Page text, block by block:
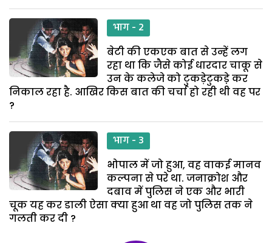
भाग - 2
बेटी की एकएक बात से उन्हें लग
रहा था कि जैसे कोई धारदार चाकू से
उन के कलेजे को टुकड़ेटुकडे़ कर
निकाल रहा है. आखिर किस बात की चर्चा हो रही थी वह पर
?
भाग - 3
भोपाल में जो हुआ, वह वाकई मानव
कल्पना से परे था. जनाक्रोश और
दबाव में पुलिस ने एक और भारी
चूक यह कर डाली ऐसा क्या हुआ था वह जो पुलिस तक ने
गलती कर दी ?